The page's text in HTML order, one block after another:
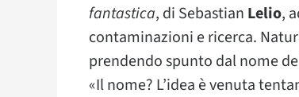
fantastica, di Sebastian Lelio,
contaminazioni e ricerca.
prendendo spunto dal nome
«Il nome? L’idea è venuta